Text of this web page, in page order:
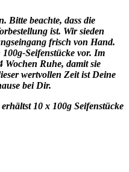
Bitte beachte, dass die
ist. Wir sieden
frisch von Hand.
Seifenstücke vor. Im
Wochen Ruhe, damit sie
wertvollen Zeit ist Deine
bei Dir.
10 x 100g Seifenstücke